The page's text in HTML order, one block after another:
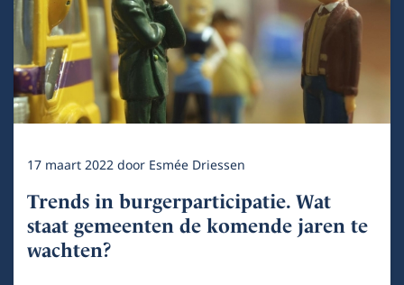
17 maart 2022door Esmée Driessen
Trends in burgerparticipatie. Wat
staat gemeenten de komende jaren te
wachten?